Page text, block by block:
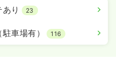
り 23
車場有） 116